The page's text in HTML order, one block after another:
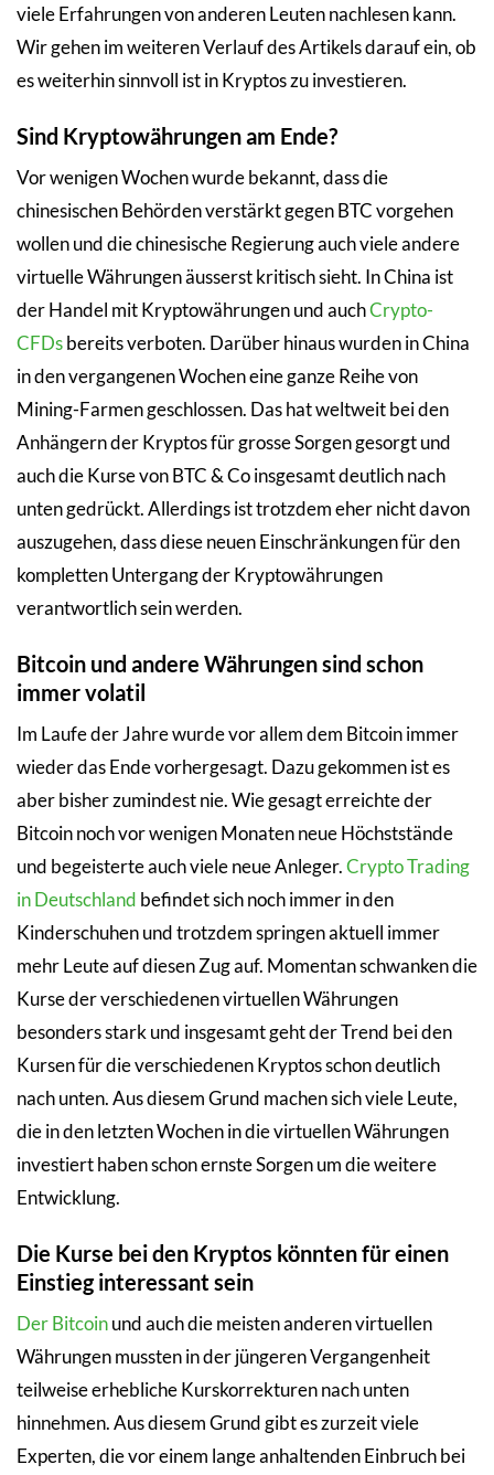
viele Erfahrungen von anderen Leuten nachlesen kann.
Wir gehen im weiteren Verlauf des Artikels darauf ein, ob
es weiterhin sinnvoll ist in Kryptos zu investieren.
Sind Kryptowährungen am Ende?
Vor wenigen Wochen wurde bekannt, dass die
chinesischen Behörden verstärkt gegen BTC vorgehen
wollen und die chinesische Regierung auch viele andere
virtuelle Währungen äusserst kritisch sieht. In China ist
der Handel mit Kryptowährungen und auchCrypto-
CFDsbereits verboten. Darüber hinaus wurden in China
in den vergangenen Wochen eine ganze Reihe von
Mining-Farmen geschlossen. Das hat weltweit bei den
Anhängern der Kryptos für grosse Sorgen gesorgt und
auch die Kurse von BTC & Co insgesamt deutlich nach
unten gedrückt. Allerdings ist trotzdem eher nicht davon
auszugehen, dass diese neuen Einschränkungen für den
kompletten Untergang der Kryptowährungen
verantwortlich sein werden.
Bitcoin und andere Währungen sind schon
immer volatil
Im Laufe der Jahre wurde vor allem dem Bitcoin immer
wieder das Ende vorhergesagt. Dazu gekommen ist es
aber bisher zumindest nie. Wie gesagt erreichte der
Bitcoin noch vor wenigen Monaten neue Höchststände
und begeisterte auch viele neue Anleger.Crypto Trading
in Deutschland befindet sich noch immer in den
Kinderschuhen und trotzdem springen aktuell immer
mehr Leute auf diesen Zug auf. Momentan schwanken die
Kurse der verschiedenen virtuellen Währungen
besonders stark und insgesamt geht der Trend bei den
Kursen für die verschiedenen Kryptos schon deutlich
nach unten. Aus diesem Grund machen sich viele Leute,
die in den letzten Wochen in die virtuellen Währungen
investiert haben schon ernste Sorgen um die weitere
Entwicklung.
Die Kurse bei den Kryptos könnten für einen
Einstieg interessant sein
Der Bitcoinund auch die meisten anderen virtuellen
Währungen mussten in der jüngeren Vergangenheit
teilweise erhebliche Kurskorrekturen nach unten
hinnehmen. Aus diesem Grund gibt es zurzeit viele
Experten, die vor einem lange anhaltenden Einbruch bei